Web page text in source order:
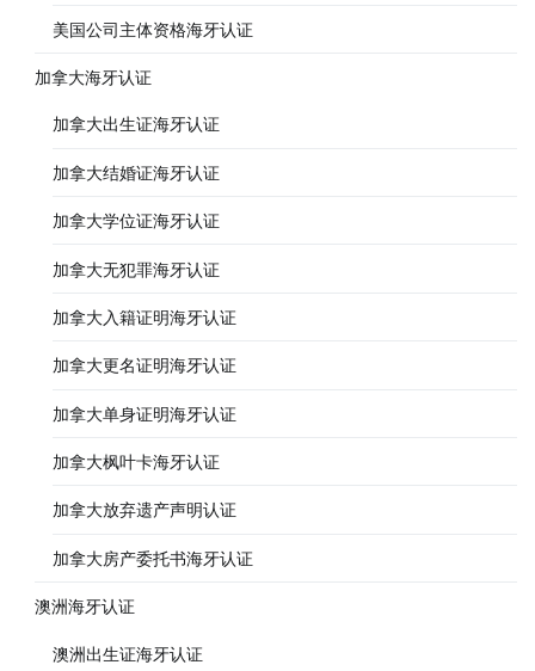
美国公司主体资格海牙认证
加拿大海牙认证
加拿大出生证海牙认证
加拿大结婚证海牙认证
加拿大学位证海牙认证
加拿大无犯罪海牙认证
加拿大入籍证明海牙认证
加拿大更名证明海牙认证
加拿大单身证明海牙认证
加拿大枫叶卡海牙认证
加拿大放弃遗产声明认证
加拿大房产委托书海牙认证
澳洲海牙认证
澳洲出生证海牙认证